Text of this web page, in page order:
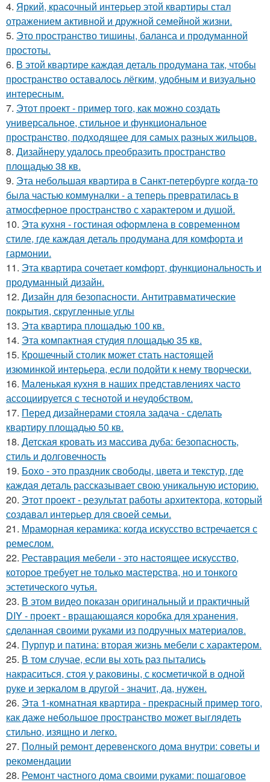
4. Яркий, красочный интерьер этой квартиры стал
отражением активной и дружной семейной жизни.
5. Это пространство тишины, баланса и продуманной
простоты.
6. В этой квартире каждая деталь продумана так, чтобы
пространство оставалось лёгким, удобным и визуально
интересным.
7. Этот проект - пример того, как можно создать
универсальное, стильное и функциональное
пространство, подходящее для самых разных жильцов.
8. Дизайнеру удалось преобразить пространство
площадью 38 кв.
9. Эта небольшая квартира в Санкт-петербурге когда-то
была частью коммуналки - а теперь превратилась в
атмосферное пространство с характером и душой.
10. Эта кухня - гостиная оформлена в современном
стиле, где каждая деталь продумана для комфорта и
гармонии.
11. Эта квартира сочетает комфорт, функциональность и
продуманный дизайн.
12. Дизайн для безопасности. Антитравматические
покрытия, скругленные углы
13. Эта квартира площадью 100 кв.
14. Эта компактная студия площадью 35 кв.
15. Крошечный столик может стать настоящей
изюминкой интерьера, если подойти к нему творчески.
16. Маленькая кухня в наших представлениях часто
ассоциируется с теснотой и неудобством.
17. Перед дизайнерами стояла задача - сделать
квартиру площадью 50 кв.
18. Детская кровать из массива дуба: безопасность,
стиль и долговечность
19. Бохо - это праздник свободы, цвета и текстур, где
каждая деталь рассказывает свою уникальную историю.
20. Этот проект - результат работы архитектора, который
создавал интерьер для своей семьи.
21. Мраморная керамика: когда искусство встречается с
ремеслом.
22. Реставрация мебели - это настоящее искусство,
которое требует не только мастерства, но и тонкого
эстетического чутья.
23. В этом видео показан оригинальный и практичный
DIY - проект - вращающаяся коробка для хранения,
сделанная своими руками из подручных материалов.
24. Пурпур и патина: вторая жизнь мебели с характером.
25. В том случае, если вы хоть раз пытались
накраситься, стоя у раковины, с косметичкой в одной
руке и зеркалом в другой - значит, да, нужен.
26. Эта 1-комнатная квартира - прекрасный пример того,
как даже небольшое пространство может выглядеть
стильно, изящно и легко.
27. Полный ремонт деревенского дома внутри: советы и
рекомендации
28. Ремонт частного дома своими руками: пошаговое